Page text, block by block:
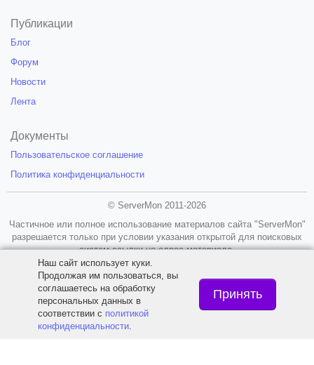
Публикации
Блог
Форум
Новости
Лента
Документы
Пользовательское соглашение
Политика конфиденциальности
© ServerMon 2011-2026
Частичное или полное использование материалов сайта "ServerMon"
разрешается только при условии указания открытой для поисковых
систем ссылки на адрес материала.
18+
Наш сайт использует куки.
Продолжая им пользоваться, вы
соглашаетесь на обработку
персональных данных в
соответствии с политикой
конфиденциальности
Принять